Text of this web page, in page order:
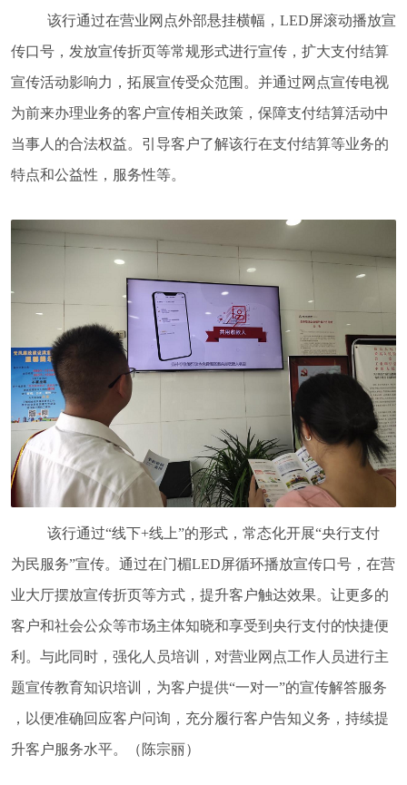
该行通过在营业网点外部悬挂横幅，LED屏滚动播放宣
传口号，发放宣传折页等常规形式进行宣传，扩大支付结算
宣传活动影响力，拓展宣传受众范围。 并通过网点宣传电视
为前来办理业务的客户宣传相关政策，保障支付结算活动中
当事人的合法权益。 引导客户了解该行在支付结算等业务的
特点和公益性，服务性等。
该行通过“线下+线上”的形式，常态化开展“央行支付
为民服务”宣传。通过在门楣LED屏循环播放宣传口号，在营
业大厅摆放宣传折页等方式，提升客户触达效果。让更多的
客户和社会公众等市场主体知晓和享受到央行支付的快捷便
利。与此同时，强化人员培训，对营业网点工作人员进行主
题宣传教育知识培训，为客户提供“一对一”的宣传解答服务
，以便准确回应客户问询，充分履行客户告知义务，持续提
升客户服务水平。（陈宗丽）